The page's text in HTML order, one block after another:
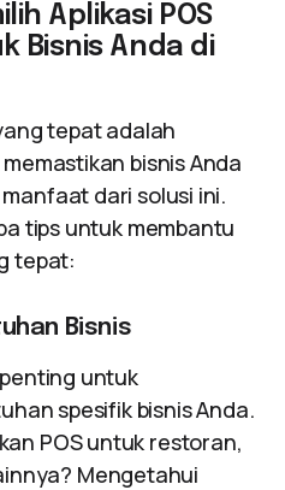
Aplikasi POS
Bisnis Anda di
tepat adalah
bisnis Anda
dari solusi ini.
tips untuk membantu
tepat:
Bisnis
untuk
spesifik bisnis Anda.
POS untuk restoran,
Mengetahui